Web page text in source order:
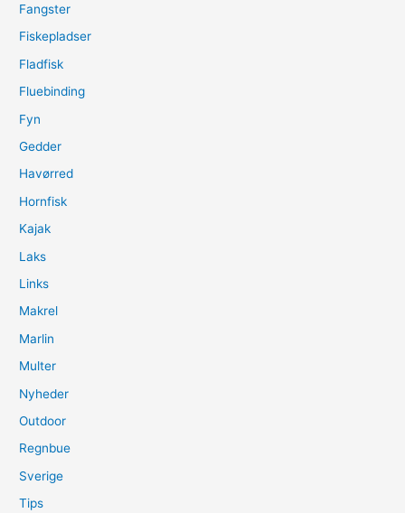
Fangster
Fiskepladser
Fladfisk
Fluebinding
Fyn
Gedder
Havørred
Hornfisk
Kajak
Laks
Links
Makrel
Marlin
Multer
Nyheder
Outdoor
Regnbue
Sverige
Tips